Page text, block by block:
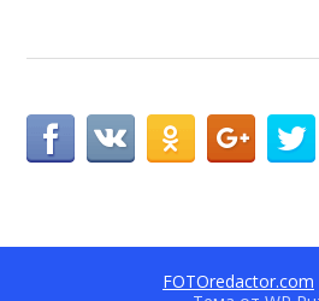
FOTOredactor.com